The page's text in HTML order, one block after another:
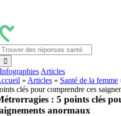
contenu
Infographies Articles
» Articles» Santé de la femme
clés pour comprendre ces
: 5 points clés
anormaux